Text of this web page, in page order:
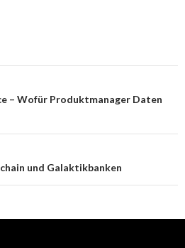
– Wofür Produktmanager Daten
und Galaktikbanken